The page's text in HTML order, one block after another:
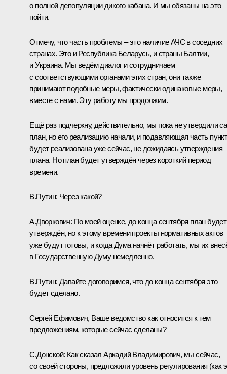
о полной депопуляции дикого кабана. И мы обязаны на это
пойти.
Отмечу, что часть проблемы – это наличие АЧС в соседних
странах. Это и Республика Беларусь, и страны Балтии,
и Украина. Мы ведём диалог и сотрудничаем
с соответствующими органами этих стран, они также
принимают подобные меры, фактически одинаковые меры,
вместе с нами. Эту работу мы продолжим.
Ещё раз подчеркну, действительно, мы пока не утвердили
план, но его реализацию начали, и подавляющая часть
будет реализована уже сейчас, не дожидаясь утверждения
плана. Но план будет утверждён через короткий период
времени.
В.Путин: Через какой?
А.Дворкович: По моей оценке, до конца сентября план будет
утверждён, но к этому времени проекты нормативных актов
уже будут готовы, и когда Дума начнёт работать, мы их
в Государственную Думу немедленно.
В.Путин: Давайте договоримся, что до конца сентября это
будет сделано.
Сергей Ефимович, Ваше ведомство как относится к тем
предложениям, которые сейчас сделаны?
С.Донской: Как сказал Аркадий Владимирович, мы сейчас,
со своей стороны, предложили уровень регулирования (как